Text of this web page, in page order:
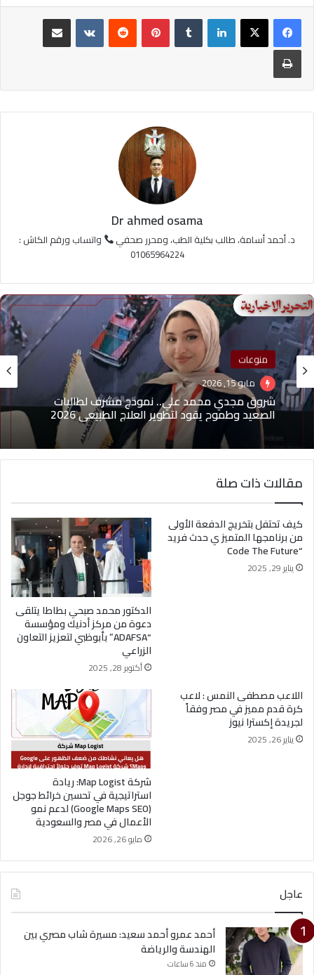
لينكدإن بينتيريست
مشاركة عبر البريد
طباعة
Dr ahmed osama
د. أحمد أسامة، طالب بكلية الطب، ومحرر صحفي
واتساب ورقم الكاش :
01065964224
منوعات
مايو 15, 2026
شروق مجدي محمد علي.. نموذج مشرف لطالبات
الصعيد وطموح يقود لتطوير العلاج الطبيعي 2026
مقالات ذات صلة
كيف تحتفل بتخريج الدفعة الأولى
من برنامجها المتميز ي حدث فريد
“Code The Future
يناير 29, 2025
الدكتور محمد صبحي بطاطا يتلقى
دعوة من مركز أدنيك ومؤسسة
“ADAFSA” بأبوظبي لتعزيز التعاون
الزراعي
أكتوبر 28, 2025
اللاعب مصطفى النمس : لاعب
كرة قدم مميز في مصر وفقاً
لجريدة إكسترا نيوز
يناير 26, 2025
شركة Map Logist: ريادة
استراتيجية في تحسين خرائط جوجل
(Google Maps SEO) لدعم نمو
الأعمال في مصر والسعودية
مايو 26, 2026
عاجل
أحمد عمرو أحمد سعيد: مسيرة شاب مصري بين
الهندسة والرياضة
منذ 6 ساعات